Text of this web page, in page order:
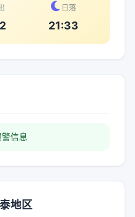
日落
21:33
信息
地区